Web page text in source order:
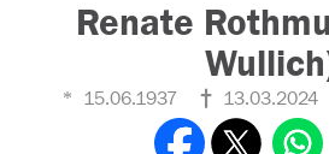
Renate
15.06.1937 13.03.2024